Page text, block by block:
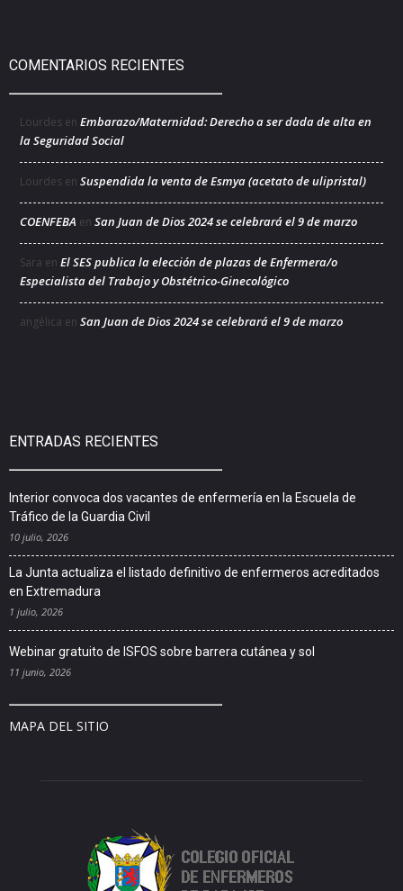
COMENTARIOS RECIENTES
Lourdes en Embarazo/Maternidad: Derecho a ser dada de alta en
la Seguridad Social
Lourdes en Suspendida la venta de Esmya (acetato de ulipristal)
COENFEBA en San Juan de Dios 2024 se celebrará el 9 de marzo
Sara en El SES publica la elección de plazas de Enfermera/o
Especialista del Trabajo y Obstétrico-Ginecológico
angélica en San Juan de Dios 2024 se celebrará el 9 de marzo
ENTRADAS RECIENTES
Interior convoca dos vacantes de enfermería en la Escuela de
Tráfico de la Guardia Civil
10 julio, 2026
La Junta actualiza el listado definitivo de enfermeros acreditados
en Extremadura
1 julio, 2026
Webinar gratuito de ISFOS sobre barrera cutánea y sol
11 junio, 2026
MAPA DEL SITIO